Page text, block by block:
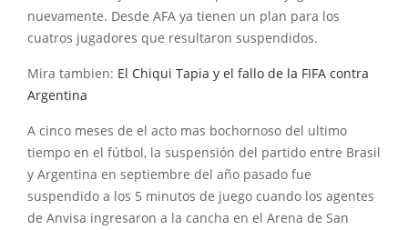
nuevamente. Desde AFA ya tienen un plan para los
cuatros jugadores que resultaron suspendidos.
Mira tambien: El Chiqui Tapia y el fallo de la FIFA contra
Argentina
A cinco meses de el acto mas bochornoso del ultimo
tiempo en el fútbol, la suspensión del partido entre Brasil
y Argentina en septiembre del año pasado fue
suspendido a los 5 minutos de juego cuando los agentes
de Anvisa ingresaron a la cancha en el Arena de San